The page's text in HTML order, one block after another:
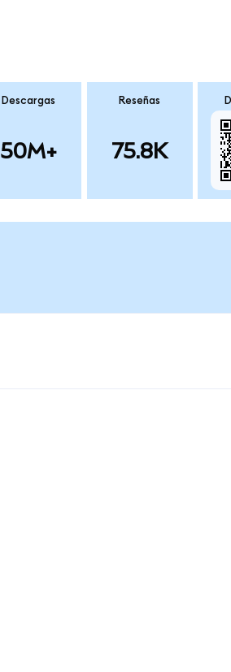
Descargas
50M+
Reseñas
75.8K